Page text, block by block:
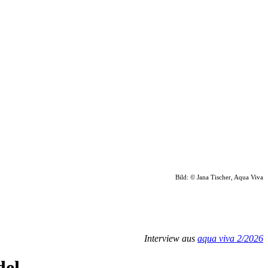
Bild: © Jana Tischer , Aqua Viva
Interview aus aqua viva 2/2026